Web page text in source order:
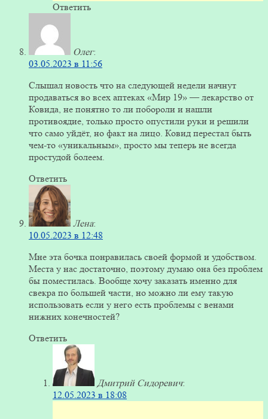
Ответить
Олег:
03.05.2023 в 11:56
Слышал новость что на следующей недели начнут
продаваться во всех аптеках «Мир 19» — лекарство от
Ковида, не понятно то ли побороли и нашли
противоядие, только просто опустили руки и решили
что само уйдёт, но факт на лицо. Ковид перестал быть
чем-то «уникальным», просто мы теперь не всегда
простудой болеем.
Ответить
Лена:
10.05.2023 в 12:48
Мне эта бочка понравилась своей формой и удобством.
Места у нас достаточно, поэтому думаю она без проблем
бы поместилась. Вообще хочу заказать именно для
свекра по большей части, но можно ли ему такую
использовать если у него есть проблемы с венами
нижних конечностей?
Ответить
Дмитрий Сидоревич:
12.05.2023 в 18:08